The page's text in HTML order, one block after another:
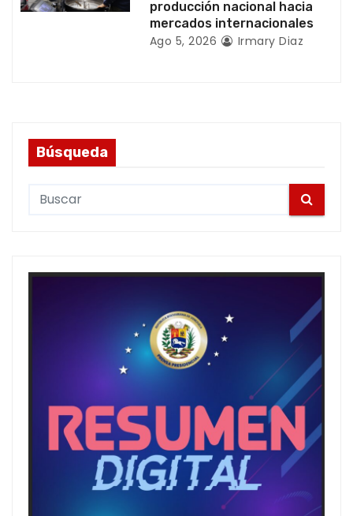
producción nacional hacia
mercados internacionales
Ago 5, 2026 Irmary Diaz
Búsqueda
c